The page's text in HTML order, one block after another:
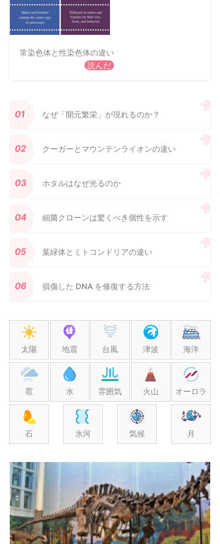
常染色体と性染色体の違い
読んだ
なぜ「開元繁栄」が現れるのか？
クーガーとマウンテンライオンの違い
ホタルはなぜ光るのか
細菌クローンは驚くべき個性を示す
葉緑体とミトコンドリアの違い
損傷した DNA を修復する方法
太陽 地震 台風 津波 海洋
雹 水 雰囲気 火山 オーロラ
石 氷河 気候 月